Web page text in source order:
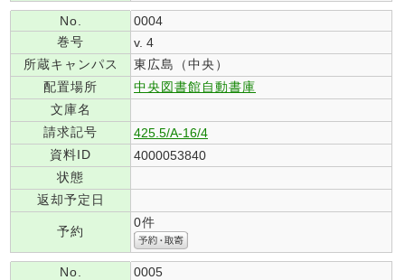
No.
0004
巻号
v. 4
所蔵キャンパス
東広島（中央）
配置場所
中央図書館自動書庫
文庫名
請求記号
425.5/A-16/4
資料ID
4000053840
状態
返却予定日
予約
0件
No.
0005